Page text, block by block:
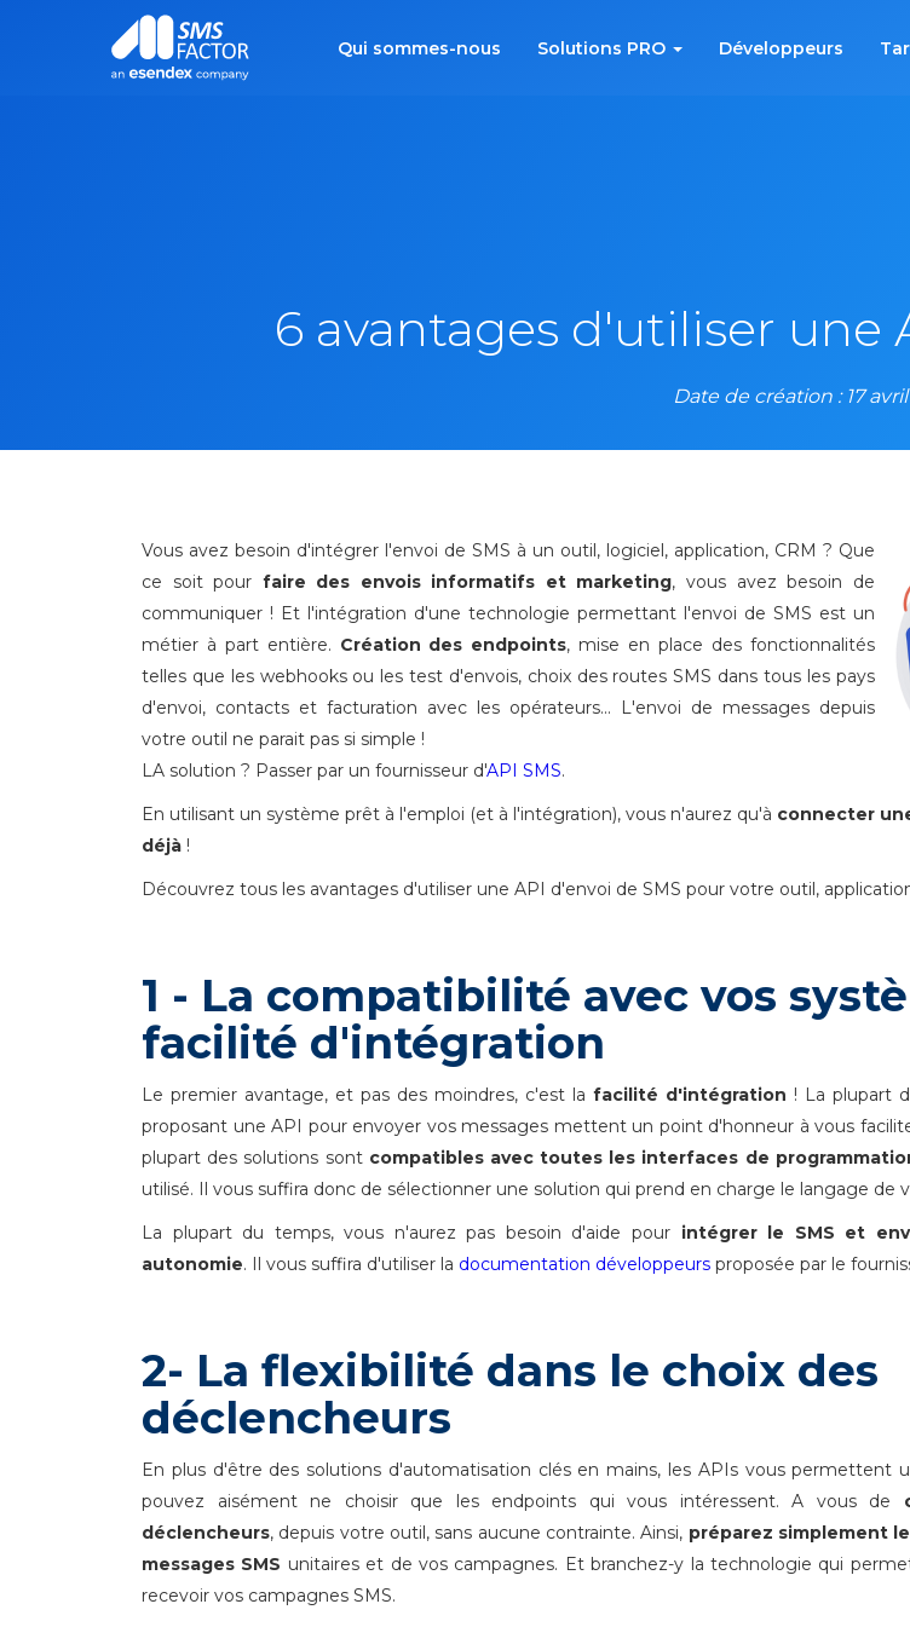
Qui sommes-nous Solutions PRO Développeurs
6 avantages d'utiliser une
Date de création : 17 avril
Vous avez besoin d'intégrer l'envoi de SMS à un outil, logiciel, application, CRM ? Que
ce soit pour faire des envois informatifs et marketing, vous avez besoin de
communiquer ! Et l'intégration d'une technologie permettant l'envoi de SMS est un
métier à part entière. Création des endpoints, mise en place des fonctionnalités
telles que les webhooks ou les test d'envois, choix des routes SMS dans tous les pays
d'envoi, contacts et facturation avec les opérateurs... L'envoi de messages depuis
votre outil ne parait pas si simple !
LA solution ? Passer par un fournisseur d'API SMS.
En utilisant un système prêt à l'emploi (et à l'intégration), vous n'aurez qu'à connecter
déjà !
Découvrez tous les avantages d'utiliser une API d'envoi de SMS pour votre outil,
1 - La compatibilité avec vos
facilité d'intégration
Le premier avantage, et pas des moindres, c'est la facilité d'intégration ! La plupart
proposant une API pour envoyer vos messages mettent un point d'honneur à vous
plupart des solutions sont compatibles avec toutes les interfaces de
utilisé. Il vous suffira donc de sélectionner une solution qui prend en charge le langage de
La plupart du temps, vous n'aurez pas besoin d'aide pour intégrer le SMS et
autonomie. Il vous suffira d'utiliser la documentation développeurs proposée par le
2- La flexibilité dans le choix des
déclencheurs
En plus d'être des solutions d'automatisation clés en mains, les APIs vous permettent
pouvez aisément ne choisir que les endpoints qui vous intéressent. A vous de
déclencheurs, depuis votre outil, sans aucune contrainte. Ainsi, préparez simplement
messages SMS unitaires et de vos campagnes. Et branchez-y la technologie qui
recevoir vos campagnes SMS.